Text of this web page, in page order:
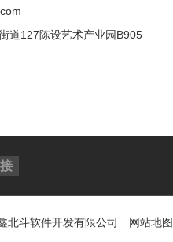
道127陈设艺术产业园B905
北斗软件开发有限公司 网站地图